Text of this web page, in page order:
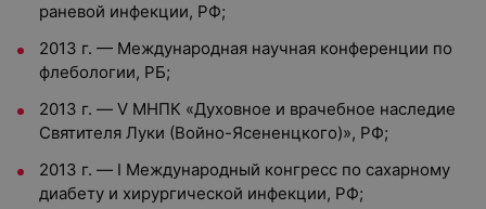
раневой инфекции, РФ;
2013 г. — Международная научная конференции по
флебологии, РБ;
2013 г. — V МНПК «Духовное и врачебное наследие
Святителя Луки (Войно-Ясененцкого)», РФ;
2013 г. — I Международный конгресс по сахарному
диабету и хирургической инфекции, РФ;